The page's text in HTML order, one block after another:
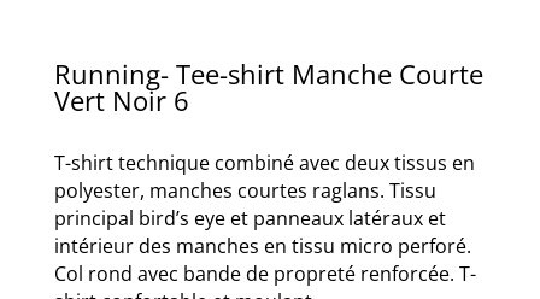
Running- Tee-shirt Manche Courte
Vert Noir 6
T-shirt technique combiné avec deux tissus en
polyester, manches courtes raglans. Tissu
principal bird’s eye et panneaux latéraux et
intérieur des manches en tissu micro perforé.
Col rond avec bande de propreté renforcée. T-